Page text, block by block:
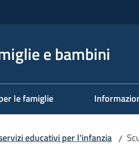
e bambini
le famiglie
educativi per l'infanzia /